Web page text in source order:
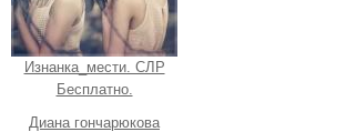
Изнанка_мести. СЛР
Бесплатно.
Диана гончарюкова